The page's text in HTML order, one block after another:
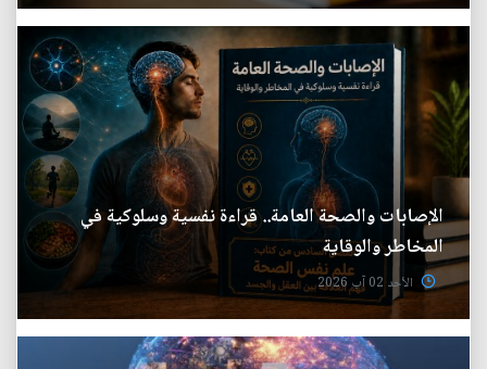
الإصابات والصحة العامة.. قراءة نفسية وسلوكية في
المخاطر والوقاية
الأحد 02 آب 2026